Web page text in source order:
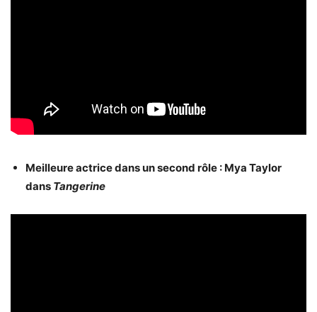
Meilleure actrice dans un second rôle : Mya Taylor
dans Tangerine